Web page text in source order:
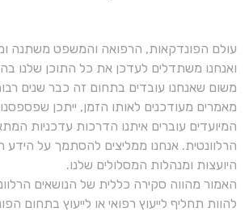
עולם הפונדקאות, הרפואה והמשפט משתנה
ואנחנו משתדלים לעדכן את כל התוכן שלנו
משום שאנחנו עובדים בתחום זה כבר שנים
מאמרים מעודכנים לאותו הזמן, ייתכן
המיועדים עוברים איתנו הדרכות עדכניות
הרלוונטית. אנחנו ממליצים להסתמך על הידע
היועצות ומנהלות המסלולים שלנו.
האמור מהווה סקירה כללית של הנושאים
להוות תחליף לייעוץ רפואי או לייעוץ בתחום